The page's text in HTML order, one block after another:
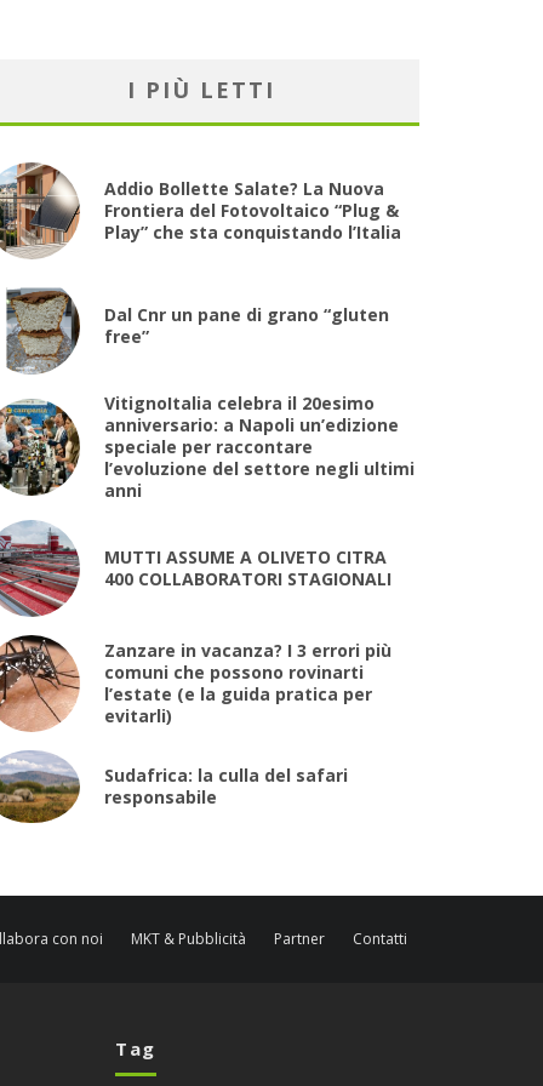
I PIÙ LETTI
Addio Bollette Salate? La Nuova
Frontiera del Fotovoltaico “Plug &
Play” che sta conquistando l’Italia
Dal Cnr un pane di grano “gluten
free”
VitignoItalia celebra il 20esimo
anniversario: a Napoli un’edizione
speciale per raccontare
l’evoluzione del settore negli ultimi
anni
MUTTI ASSUME A OLIVETO CITRA
400 COLLABORATORI STAGIONALI
Zanzare in vacanza? I 3 errori più
comuni che possono rovinarti
l’estate (e la guida pratica per
evitarli)
Sudafrica: la culla del safari
responsabile
con noi MKT & Pubblicità Partner Contatti
Tag